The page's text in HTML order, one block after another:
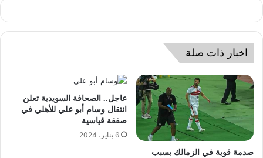
اخبار ذات صلة
صدمة قوية في الزمالك بسبب
عاجل.. الصحافة السويدية تعلن
انتقال وسام أبو علي للأهلي في
صفقة قياسية
6 يناير، 2024